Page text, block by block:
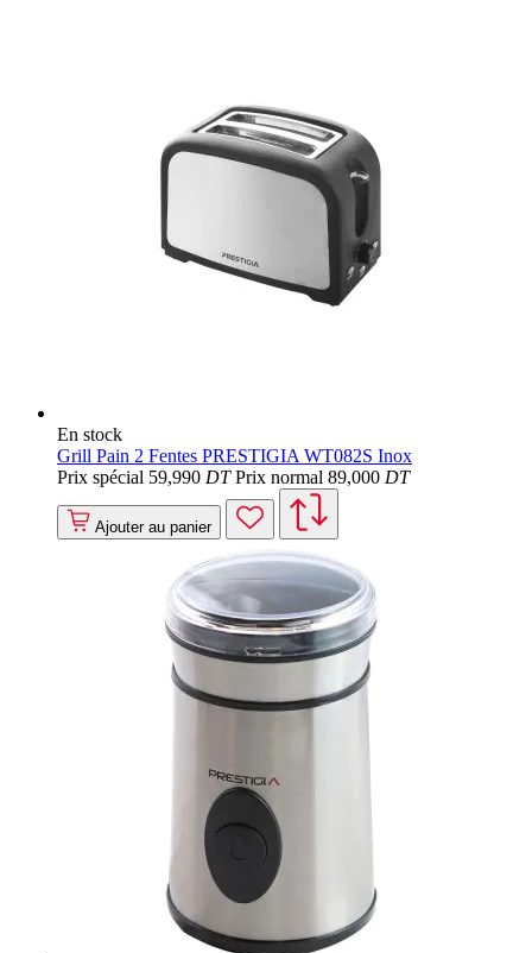
En stock
Grill Pain 2 Fentes PRESTIGIA WT082S Inox
Prix spécial 59,990 DT Prix normal 89,000 DT
Ajouter au panier